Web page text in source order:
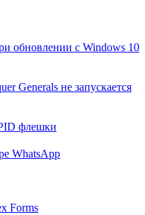
обновлении с Windows 10
Generals не запускается
флешки
WhatsApp
Forms